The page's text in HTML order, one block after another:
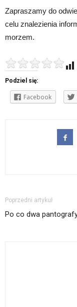
Zapraszamy do
celu znalezienia
morzem.
Podziel się:
Facebook
Poprzedni artykuł
Po co dwa